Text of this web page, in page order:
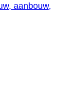
aanbouw,